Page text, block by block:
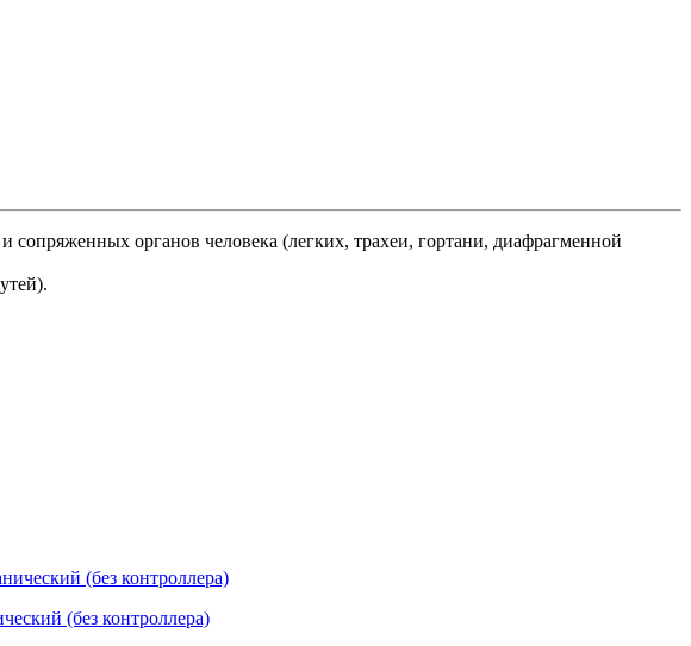
органов человека (легких, трахеи, гортани, диафрагменной
(без контроллера)